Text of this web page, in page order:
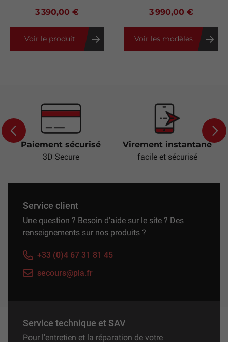
3 390,00 €
Voir le produit
3 990,00 €
Voir les modèles
Previous
Paiement sécurisé
3D Secure
Virement instantané
facile et sécurisé
Service client
Une question ? Besoin d'aide sur le site ? Des
renseignements sur nos produits ?
+33 (0)4 67 31 81 45
secours@pla.fr
Service technique et SAV
Pour l'entretien et la réparation de votre